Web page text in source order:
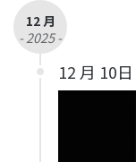
12 月
- 2025 -
12 月 10日